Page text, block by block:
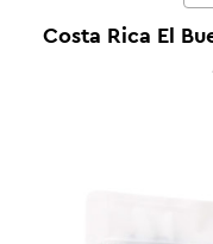
Costa Rica El